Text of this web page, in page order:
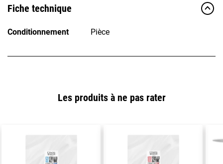
Fiche technique
Conditionnement Pièce
Les produits à ne pas rater